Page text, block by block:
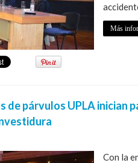
Más
de párvulos UPLA inician
Con la